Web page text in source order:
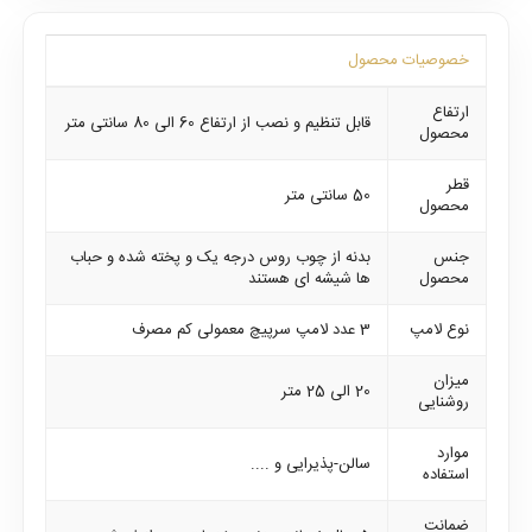
خصوصیات محصول
ارتفاع
محصول
قابل تنظیم و نصب از ارتفاع 60 الی 80 سانتی متر
قطر
محصول
50 سانتی متر
جنس
محصول
بدنه از چوب روس درجه یک و پخته شده و حباب
ها شیشه ای هستند
نوع لامپ
3 عدد لامپ سرپیچ معمولی کم مصرف
میزان
روشنایی
20 الی 25 متر
موارد
استفاده
سالن-پذیرایی و ....
ضمانت